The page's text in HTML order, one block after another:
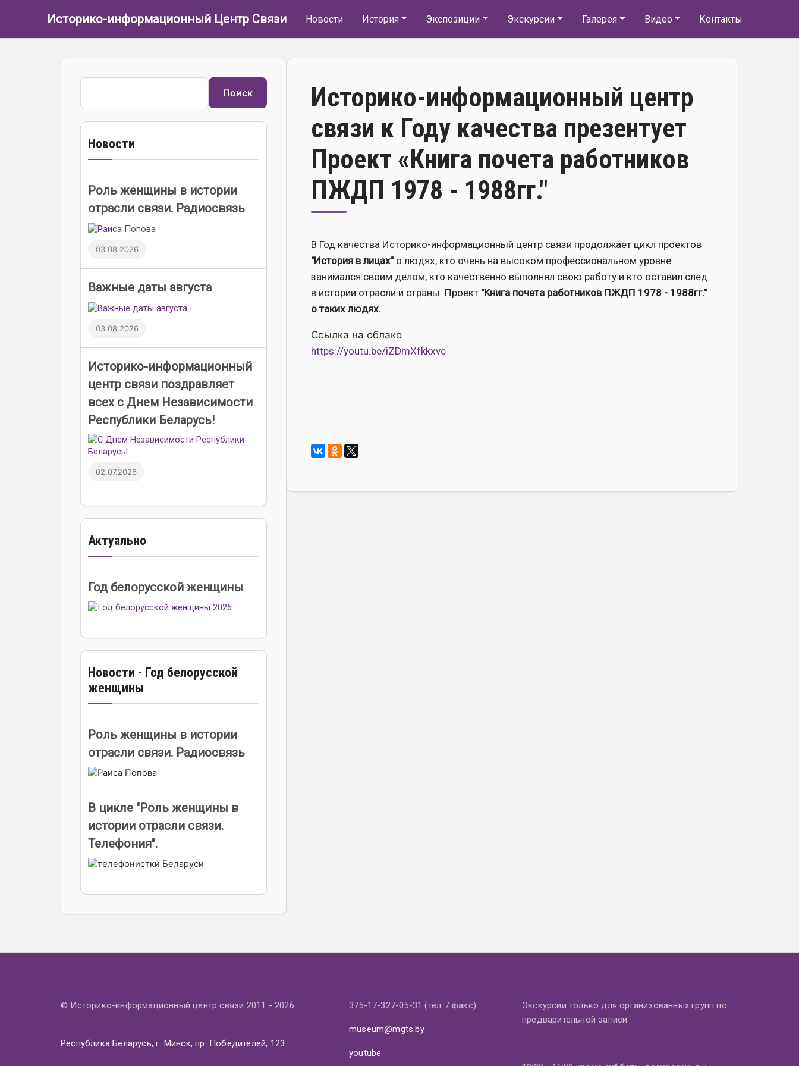
Историко-информационный Центр Связи Основная навигация
Новости История Экспозиции Экскурсии Галерея Видео Контакты
Историко-информационный центр
связи к Году качества презентует
Проект «Книга почета работников
ПЖДП 1978 - 1988гг."
В Год качества Историко-информационный центр связи продолжает цикл проектов
"История в лицах"о людях, кто очень на высоком профессиональном уровне
занимался своим делом, кто качественно выполнял свою работу и кто оставил след
в истории отрасли и страны. Проект "Книга почета работников ПЖДП 1978 - 1988гг."
о таких людях.
Ссылка на облако
https://youtu.be/iZDmXfkkxvc
Поиск
Поиск
Новости
Роль женщины в истории
отрасли связи. Радиосвязь
03.08.2026
Важные даты августа
03.08.2026
Историко-информационный
центр связи поздравляет
всех с Днем Независимости
Республики Беларусь!
02.07.2026
Актуально
Год белорусской женщины
Новости - Год белорусской
женщины
Роль женщины в истории
отрасли связи. Радиосвязь
В цикле "Роль женщины в
истории отрасли связи.
Телефония".
© Историко-информационный центр связи 2011 - 2026
Республика Беларусь, г. Минск, пр. Победителей, 123
375-17-327-05-31 (тел. / факс)
museum@mgts.by
youtube
Экскурсии только для организованных групп по
предварительной записи